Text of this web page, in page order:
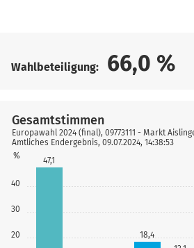
Wahlbeteiligung: 66,0 %
20
30
40
%
47,1
18,4
Gesamtstimmen
Europawahl 2024 (final), 09773111 - Markt
Amtliches Endergebnis, 09.07.2024, 14:38:53